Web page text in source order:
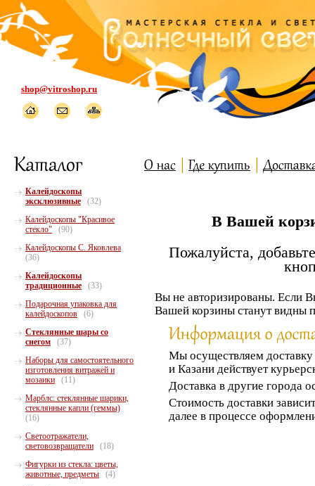
shop@vitroshop.ru
В Вашей
Пожалуйста,
Вы не авторизированы. Если
Вашей корзины станут видны
Мы осуществляем доставку
и Казани действует
Доставка в другие города
Стоимость доставки
далее в процессе
Калейдоскопы
эксклюзивные
(32)
Калейдоскопы "Красивое
стекло"
(90)
Калейдоскопы С. Яковлева
(36)
Калейдоскопы
традиционные
(33)
Подарочная упаковка для
калейдоскопов
(6)
Стеклянные шары со
снегом
(37)
Наборы для самостоятельного
изготовления витражей и
мозаики
(11)
Марблс: стеклянные шарики,
стеклянные капли (геммы)
(16)
Светоотражатели,
световозвращатели
(18)
Фигурки из стекла: цветы,
животные, предметы
(4)